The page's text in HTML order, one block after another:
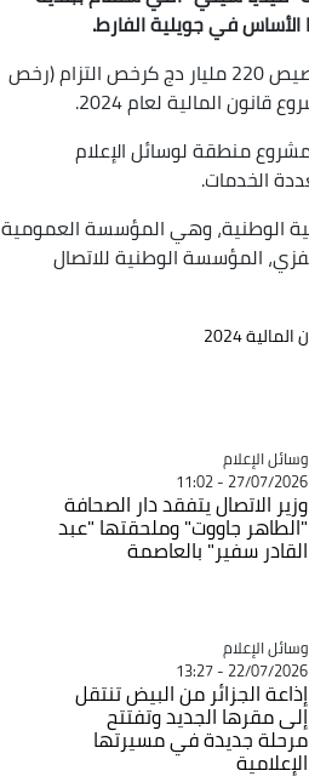
في جويلية الفارط.
نقلت وكالة الأنباء الجزائرية عن وزارة السكن والعمران والمدينة، أنّه تمّ تخصيص 220 مليار دج كرخص التزام (رخص
على مساحة 74 هكتاراً، ويضم المشروع منطقة لوسائل الإعلام
الخدمات.
الوطنية، وهي المؤسسة العمومية
المؤسسة الوطنية للاتصال
2024
Catégorie
وسائل الإعلام
27/07/2026 - 11:02
وزير الاتصال يتفقد دار الصحافة
"الطاهر جاووت" وملحقتها "عبد
القادر سفير" بالعاصمة
Catégorie
وسائل الإعلام
22/07/2026 - 13:27
إذاعة الجزائر من البيض تنتقل
إلى مقرها الجديد وتفتتح
مرحلة جديدة في مسيرتها
الإعلامية